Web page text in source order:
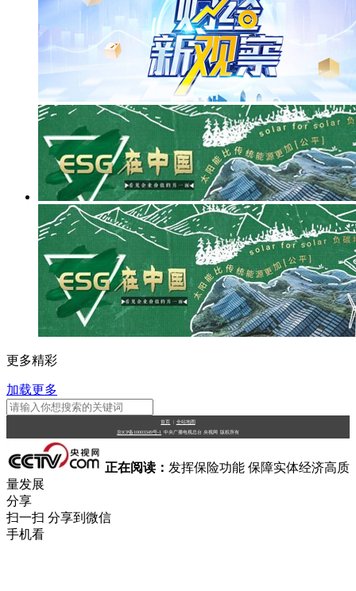
更多精彩
加载更多
首页 全站地图
京ICP备10003349号-1 中央广播电视总台 央视网 版权所有
正在阅读： 发挥保险功能 保障实体经济高质
量发展
分享
扫一扫 分享到微信
手机看